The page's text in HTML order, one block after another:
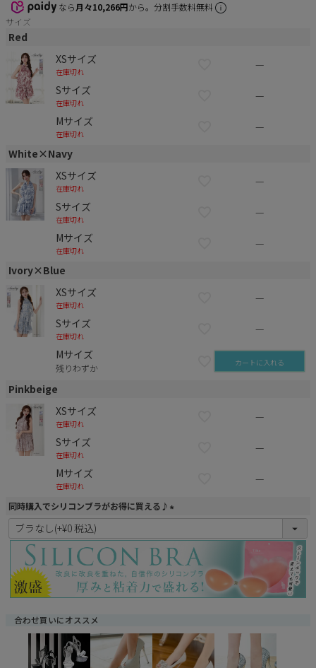
なら月々10,266円から。分割手数料無料
サイズ
Red
XSサイズ
在庫切れ
—
Sサイズ
在庫切れ
—
Mサイズ
在庫切れ
—
White×Navy
XSサイズ
在庫切れ
—
Sサイズ
在庫切れ
—
Mサイズ
在庫切れ
—
Ivory×Blue
XSサイズ
在庫切れ
—
Sサイズ
在庫切れ
—
Mサイズ
残りわずか カートに入れる
Pinkbeige
XSサイズ
在庫切れ
—
Sサイズ
在庫切れ
—
Mサイズ
在庫切れ
—
同時購入でシリコンブラがお得に買える♪
(
必
須
)
合わせ買いにオススメ